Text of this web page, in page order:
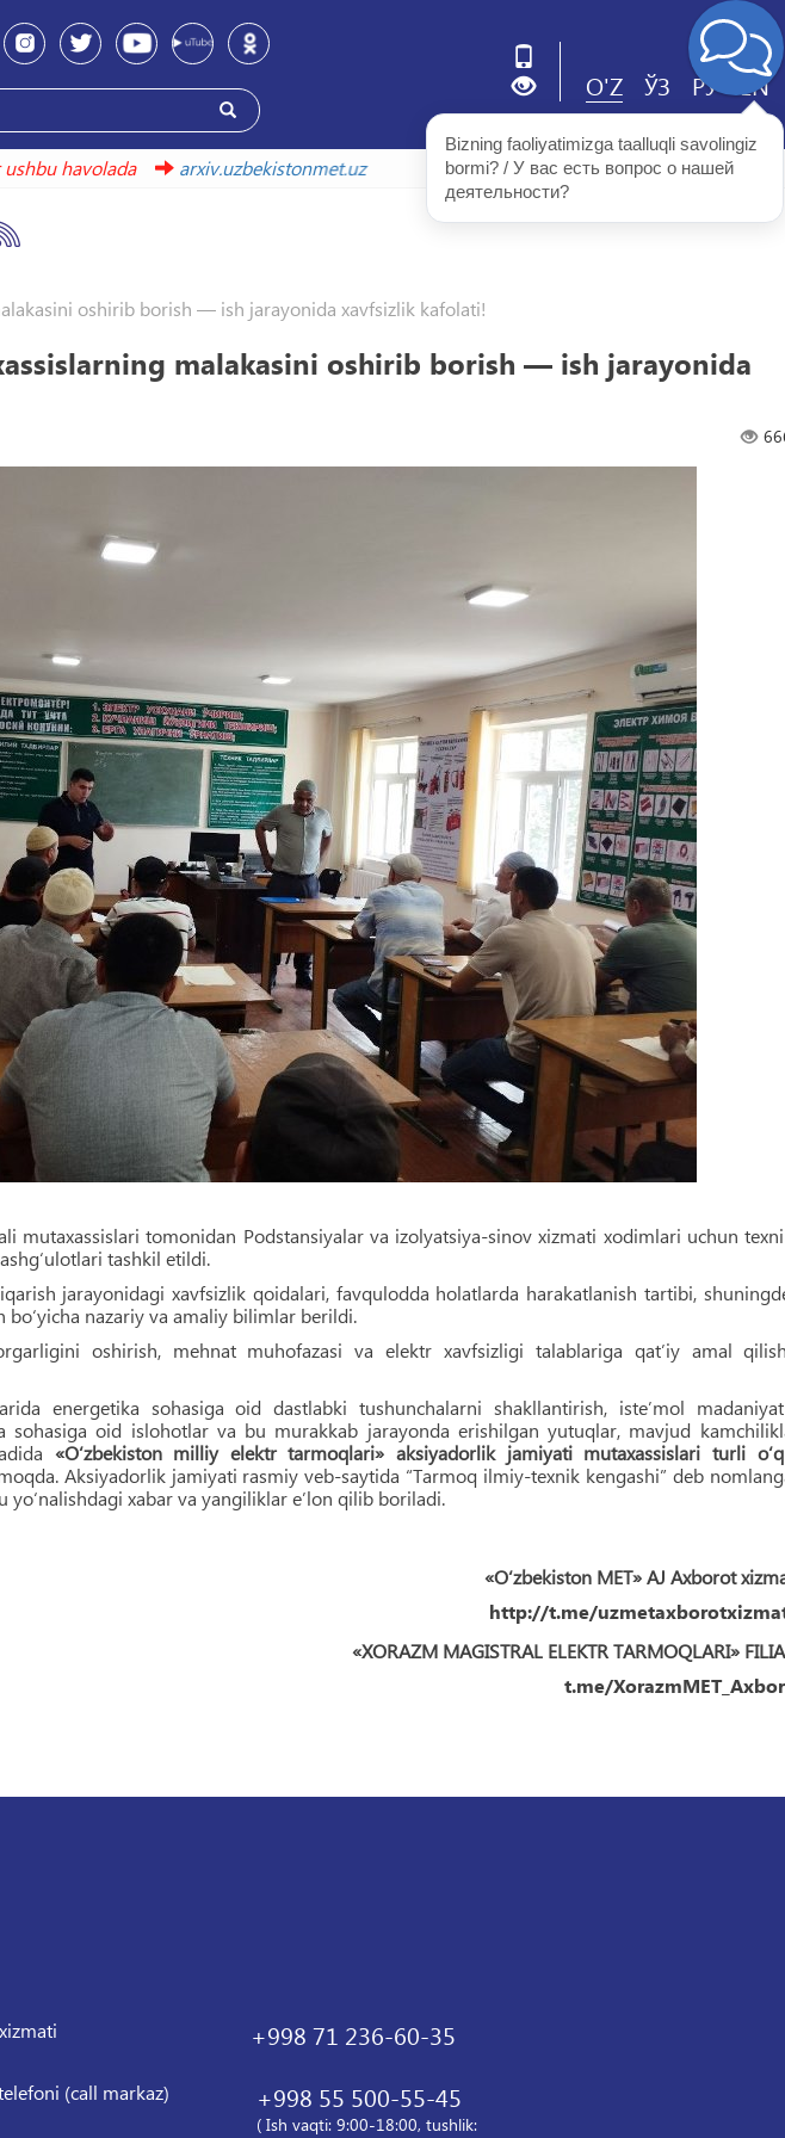
O'Z ЎЗ РУ EN
ushbu havolada
arxiv.uzbekistonmet.uz
oshirib borish — ish jarayonida xavfsizlik kafolati!
malakasini oshirib borish — ish jarayonida
mutaxassislari tomonidan Podstansiyalar va izolyatsiya-sinov xizmati xodimlari uchun
tashkil etildi.
jarayonidagi xavfsizlik qoidalari, favqulodda holatlarda harakatlanish tartibi,
nazariy va amaliy bilimlar berildi.
oshirish, mehnat muhofazasi va elektr xavfsizligi talablariga qat’iy amal
energetika sohasiga oid dastlabki tushunchalarni shakllantirish, isteʼmol
sohasiga oid islohotlar va bu murakkab jarayonda erishilgan yutuqlar, mavjud
«O‘zbekiston milliy elektr tarmoqlari» aksiyadorlik jamiyati mutaxassislari turli
Aksiyadorlik jamiyati rasmiy veb-saytida “Tarmoq ilmiy-texnik kengashi” deb
yo‘nalishdagi xabar va yangiliklar eʼlon qilib boriladi.
«O‘zbekiston MET» AJ Axborot
http://t.me/
«XORAZM MAGISTRAL ELEKTR TARMOQLARI»
t.me/
+998 71 236-60-35
(call markaz) +998 55 500-55-45
( Ish vaqti: 9:00-18:00, tushlik:
Bizning faoliyatimizga taalluqli savolingiz
bormi? / У вас есть вопрос о нашей
деятельности?